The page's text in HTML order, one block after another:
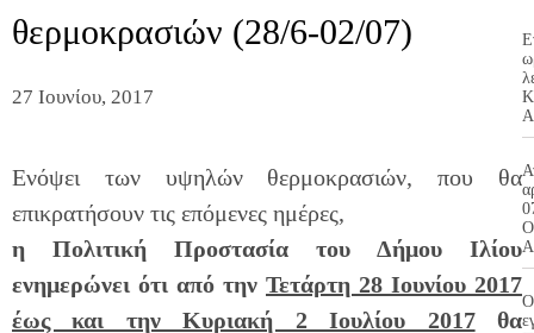
θερμοκρασιών (28/6-02/07)
27 Ιουνίου, 2017
Ενόψει των υψηλών θερμοκρασιών, που θα
επικρατήσουν τις επόμενες ημέρες,
η Πολιτική Προστασία του Δήμου Ιλίου
ενημερώνει ότι από την Τετάρτη 28 Ιουνίου 2017
έως και την Κυριακή 2 Ιουλίου 2017θα